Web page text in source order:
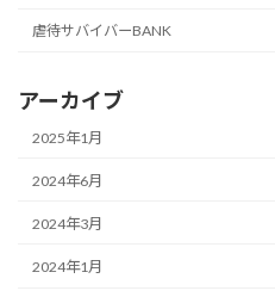
虐待サバイバーBANK
アーカイブ
2025年1月
2024年6月
2024年3月
2024年1月